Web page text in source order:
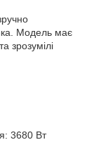
Модель має
зрозумілі
3680 Вт